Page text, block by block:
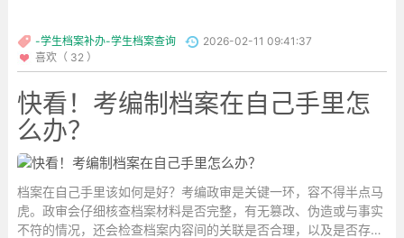
-学生档案补办-学生档案查询
2026-02-11 09:41:37
喜欢（ 32 ）
快看！考编制档案在自己手里怎
么办？
档案在自己手里该如何是好？考编政审是关键一环，容不得半点马
虎。政审会仔细核查档案材料是否完整，有无篡改、伪造或与事实
不符的情况，还会检查档案内容间的关联是否合理，以及是否存在